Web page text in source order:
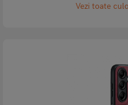
Vezi toate